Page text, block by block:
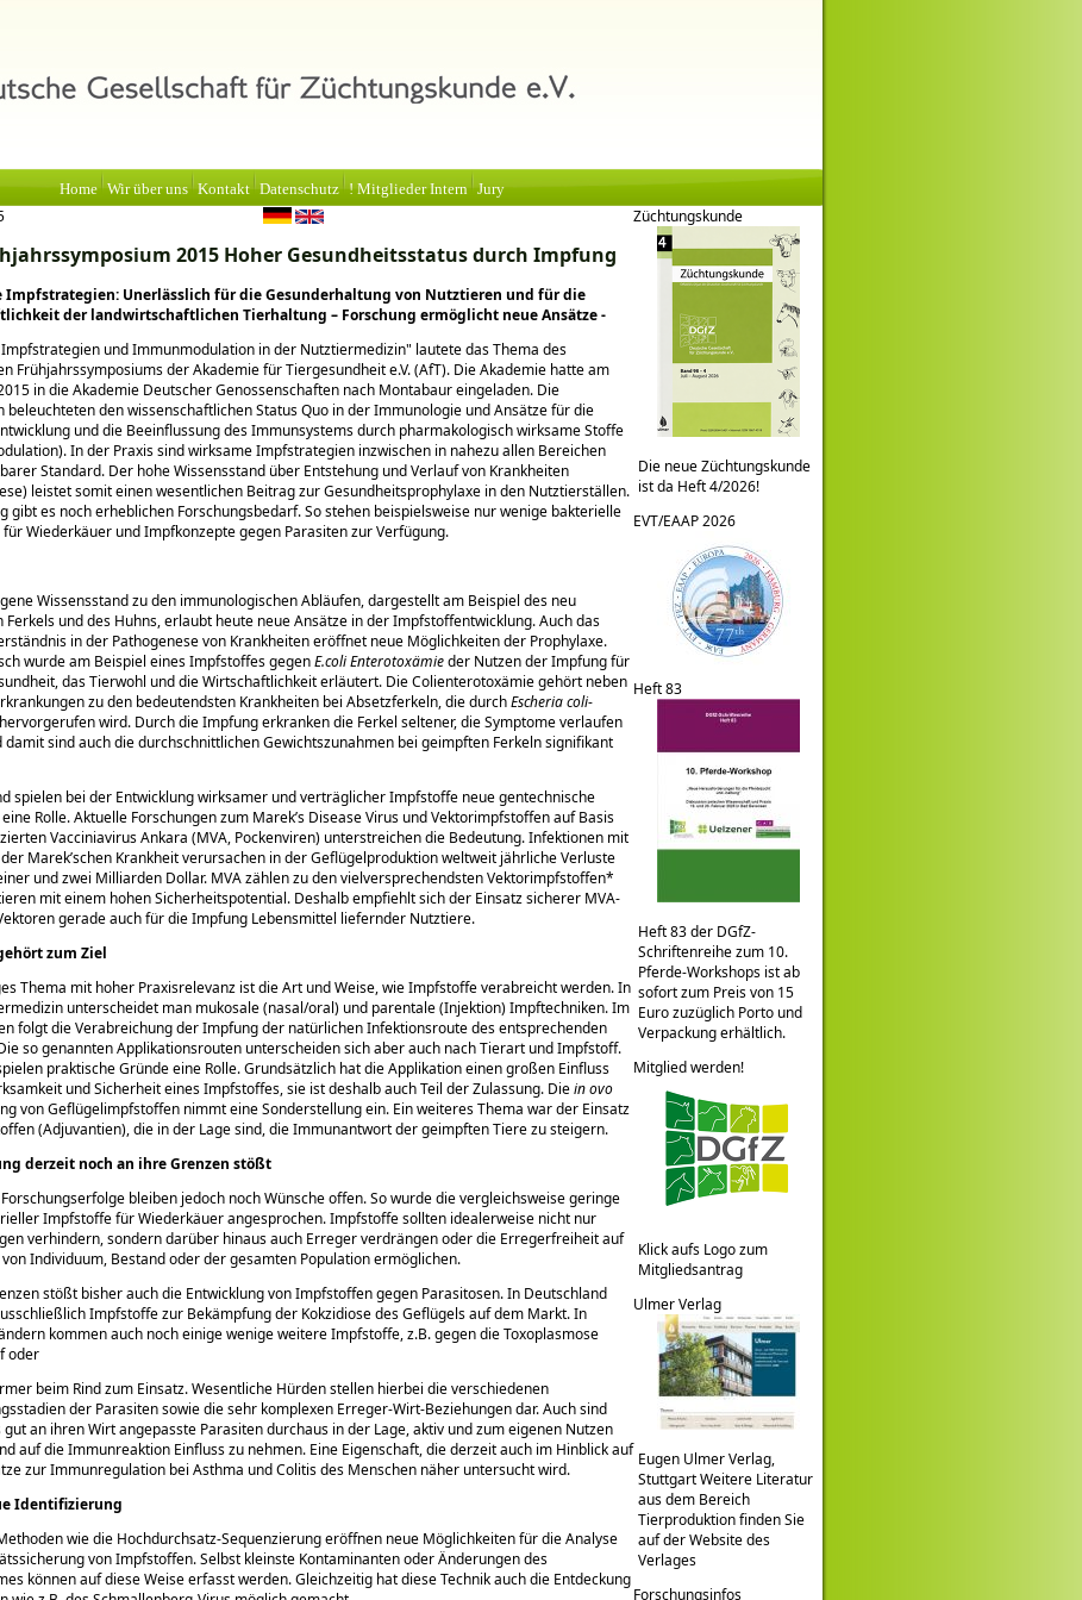
Home Wir über uns Kontakt Datenschutz ! Mitglieder Intern Jury
2015 Hoher Gesundheitsstatus durch Impfung
Impfstrategien: Unerlässlich für die Gesunderhaltung von Nutztieren und für die
der landwirtschaftlichen Tierhaltung – Forschung ermöglicht neue Ansätze -
und Immunmodulation in der Nutztiermedizin lautete das Thema des
Frühjahrssymposiums der Akademie für Tiergesundheit e.V. (AfT). Die Akademie hatte am
in die Akademie Deutscher Genossenschaften nach Montabaur eingeladen. Die
beleuchteten den wissenschaftlichen Status Quo in der Immunologie und Ansätze für die
und die Beeinflussung des Immunsystems durch pharmakologisch wirksame Stoffe
In der Praxis sind wirksame Impfstrategien inzwischen in nahezu allen Bereichen
Standard. Der hohe Wissensstand über Entstehung und Verlauf von Krankheiten
leistet somit einen wesentlichen Beitrag zur Gesundheitsprophylaxe in den Nutztierställen.
gibt es noch erheblichen Forschungsbedarf. So stehen beispielsweise nur wenige bakterielle
Wiederkäuer und Impfkonzepte gegen Parasiten zur Verfügung.
Wissensstand zu den immunologischen Abläufen, dargestellt am Beispiel des neu
Ferkels und des Huhns, erlaubt heute neue Ansätze in der Impfstoffentwicklung. Auch das
in der Pathogenese von Krankheiten eröffnet neue Möglichkeiten der Prophylaxe.
wurde am Beispiel eines Impfstoffes gegenE.coli Enterotoxämieder Nutzen der Impfung für
das Tierwohl und die Wirtschaftlichkeit erläutert. Die Colienterotoxämie gehört neben
zu den bedeutendsten Krankheiten bei Absetzferkeln, die durchEscheriacoli-
wird. Durch die Impfung erkranken die Ferkel seltener, die Symptome verlaufen
damit sind auch die durchschnittlichen Gewichtszunahmen bei geimpften Ferkeln signifikant
spielen bei der Entwicklung wirksamer und verträglicher Impfstoffe neue gentechnische
Rolle. Aktuelle Forschungen zum Marek’s Disease Virus und Vektorimpfstoffen auf Basis
Vacciniavirus Ankara (MVA, Pockenviren) unterstreichen die Bedeutung. Infektionen mit
Marek’schen Krankheit verursachen in der Geflügelproduktion weltweit jährliche Verluste
und zwei Milliarden Dollar. MVA zählen zu den vielversprechendsten Vektorimpfstoffen*
mit einem hohen Sicherheitspotential. Deshalb empfiehlt sich der Einsatz sicherer MVA-
gerade auch für die Impfung Lebensmittel liefernder Nutztiere.
zum Ziel
Thema mit hoher Praxisrelevanz ist die Art und Weise, wie Impfstoffe verabreicht werden. In
unterscheidet man mukosale (nasal/oral) und parentale (Injektion) Impftechniken. Im
folgt die Verabreichung der Impfung der natürlichen Infektionsroute des entsprechenden
so genannten Applikationsrouten unterscheiden sich aber auch nach Tierart und Impfstoff.
praktische Gründe eine Rolle. Grundsätzlich hat die Applikation einen großen Einfluss
und Sicherheit eines Impfstoffes, sie ist deshalb auch Teil der Zulassung. Diein ovo
von Geflügelimpfstoffen nimmt eine Sonderstellung ein. Ein weiteres Thema war der Einsatz
(Adjuvantien), die in der Lage sind, die Immunantwort der geimpften Tiere zu steigern.
derzeit noch an ihre Grenzen stößt
bleiben jedoch noch Wünsche offen. So wurde die vergleichsweise geringe
Impfstoffe für Wiederkäuer angesprochen. Impfstoffe sollten idealerweise nicht nur
verhindern, sondern darüber hinaus auch Erreger verdrängen oder die Erregerfreiheit auf
Individuum, Bestand oder der gesamten Population ermöglichen.
stößt bisher auch die Entwicklung von Impfstoffen gegen Parasitosen. In Deutschland
Impfstoffe zur Bekämpfung der Kokzidiose des Geflügels auf dem Markt. In
kommen auch noch einige wenige weitere Impfstoffe, z.B. gegen die Toxoplasmose
oder
beim Rind zum Einsatz. Wesentliche Hürden stellen hierbei die verschiedenen
der Parasiten sowie die sehr komplexen Erreger-Wirt-Beziehungen dar. Auch sind
gut an ihren Wirt angepasste Parasiten durchaus in der Lage, aktiv und zum eigenen Nutzen
auf die Immunreaktion Einfluss zu nehmen. Eine Eigenschaft, die derzeit auch im Hinblick auf
zur Immunregulation bei Asthma und Colitis des Menschen näher untersucht wird.
Identifizierung
wie die Hochdurchsatz-Sequenzierung eröffnen neue Möglichkeiten für die Analyse
von Impfstoffen. Selbst kleinste Kontaminanten oder Änderungen des
können auf diese Weise erfasst werden. Gleichzeitig hat diese Technik auch die Entdeckung
Züchtungskunde
Die neue Züchtungskunde
ist da Heft 4/2026!
EVT/EAAP 2026
Heft 83
Heft 83 der DGfZ-
Schriftenreihe zum 10.
Pferde-Workshops ist ab
sofort zum Preis von 15
Euro zuzüglich Porto und
Verpackung erhältlich.
Mitglied werden!
Klick aufs Logo zum
Mitgliedsantrag
Ulmer Verlag
Eugen Ulmer Verlag,
Stuttgart Weitere Literatur
aus dem Bereich
Tierproduktion finden Sie
auf der Website des
Verlages
Forschungsinfos